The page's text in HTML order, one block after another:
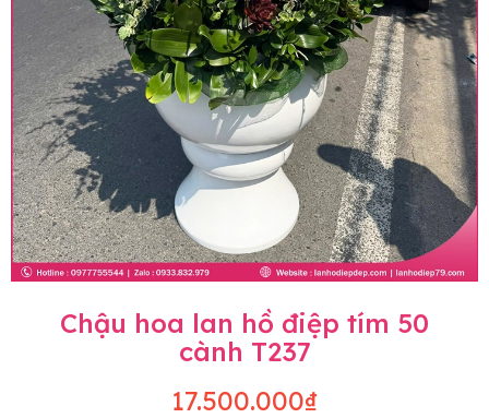
Chậu hoa lan hồ điệp tím 50
cành T237
17.500.000₫